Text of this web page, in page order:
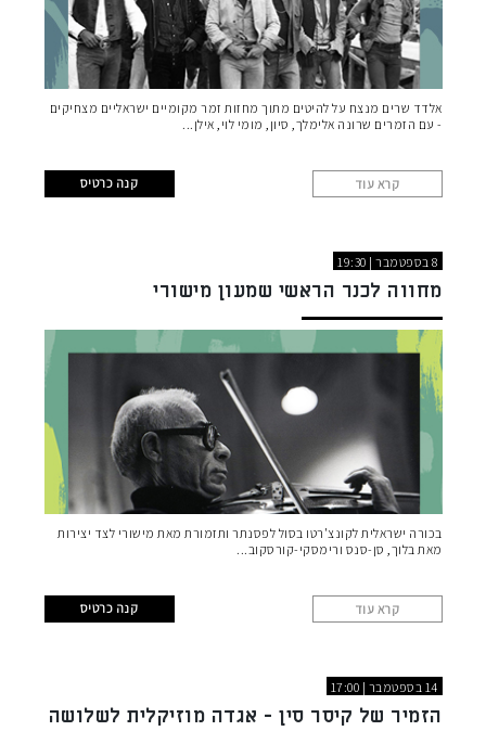
אלדד שרים מנצח על להיטים מתוך מחזות זמר מקומיים ישראליים מצחיקים
- עם הזמרים שרונה אלימלך, סיון, מומי לוי, אילן
קרא עוד קנה כרטיס
8 בספטמבר | 19:30
מחווה לכנר הראשי שמעון מישורי
בכורה ישראלית לקונצ'רטו בסול לפסנתר ותזמורת מאת מישורי לצד יצירות
מאת בלוך, סן-סנס ורימסקי-קורסקוב
קרא עוד קנה כרטיס
14 בספטמבר | 17:00
הזמיר של קיסר סין - אגדה מוזיקלית לשלושה